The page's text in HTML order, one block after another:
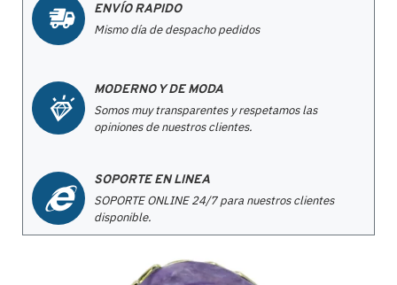
ENVÍO RAPIDO
Mismo día de despacho pedidos
MODERNO Y DE MODA
Somos muy transparentes y respetamos las
opiniones de nuestros clientes.
SOPORTE EN LINEA
SOPORTE ONLINE 24/7 para nuestros clientes
disponible.